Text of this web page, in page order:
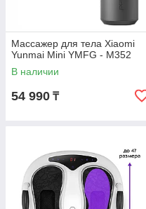
Массажер для тела Xiaomi
Yunmai Mini YMFG - M352
В наличии
54 990 ₸